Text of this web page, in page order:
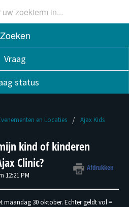
Zoeken
Vraag
status
en Locaties
Ajax Kids
kind of kinderen
Clinic?
Afdrukken
12:21 PM
maandag 30 oktober. Echter geldt vol =